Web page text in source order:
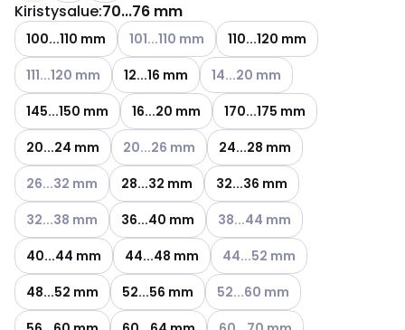
Kiristysalue:70...76 mm
100...110 mm Katso käytettävissä olevat vaihtoehdot
101...110 mm
110...120 mm
Katso käytettävissä olevat vaihtoehdot
111...120 mm 12...16 mm Katso käytettävissä olevat
14...20 mm
145...150 mm
16...20 mm
170...175 mm
20...24 mm
Katso käytettävissä olevat vaihtoehdot
20...26 mm
24...28 mm
Katso käytettävissä olevat vaihtoehdot
26...32 mm 28...32 mm
32...36 mm
Katso käytettävissä olevat vaihtoehdot
32...38 mm 36...40 mm Katso käytettävissä olevat
38...44 mm
40...44 mm
44...48 mm Katso käytettävissä olevat
44...52 mm
48...52 mm
52...56 mm Katso käytettävissä olevat
52...60 mm
Katso käytettävissä olevat